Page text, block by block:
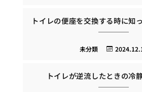
トイレの便座を交換する時に知
未分類
トイレが逆流したときの冷